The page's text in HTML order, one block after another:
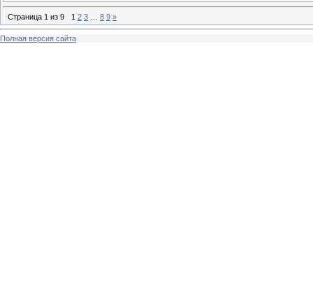
Страница 1 из 9 1 2 3 8 9 »
Полная версия сайта